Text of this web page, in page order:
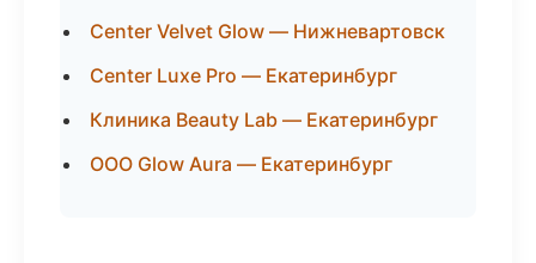
Center Velvet Glow — Нижневартовск
Center Luxe Pro — Екатеринбург
Клиника Beauty Lab — Екатеринбург
ООО Glow Aura — Екатеринбург